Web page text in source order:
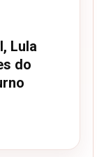
Lula
do